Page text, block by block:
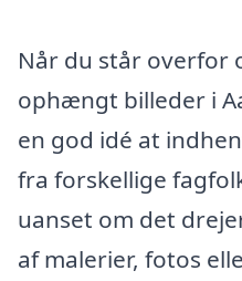
Når du står overfor
ophængt billeder i
en god idé at
fra forskellige
uanset om det
af malerier, fotos